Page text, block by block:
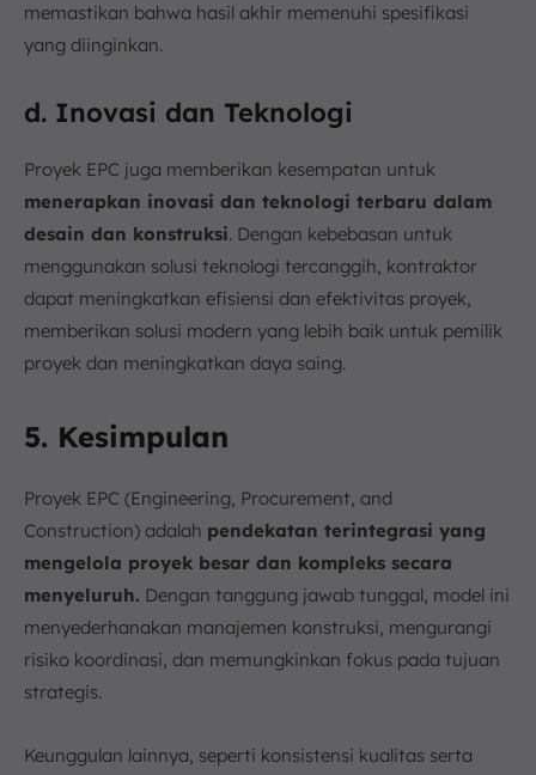
memastikan bahwa hasil akhir memenuhi spesifikasi
yang diinginkan.
d. Inovasi dan Teknologi
Proyek EPC juga memberikan kesempatan untuk
menerapkan inovasi dan teknologi terbaru dalam
desain dan konstruksi. Dengan kebebasan untuk
menggunakan solusi teknologi tercanggih, kontraktor
dapat meningkatkan efisiensi dan efektivitas proyek,
memberikan solusi modern yang lebih baik untuk pemilik
proyek dan meningkatkan daya saing.
5. Kesimpulan
Proyek EPC (Engineering, Procurement, and
Construction) adalah pendekatan terintegrasi yang
mengelola proyek besar dan kompleks secara
menyeluruh. Dengan tanggung jawab tunggal, model ini
menyederhanakan manajemen konstruksi, mengurangi
risiko koordinasi, dan memungkinkan fokus pada tujuan
strategis.
Keunggulan lainnya, seperti konsistensi kualitas serta